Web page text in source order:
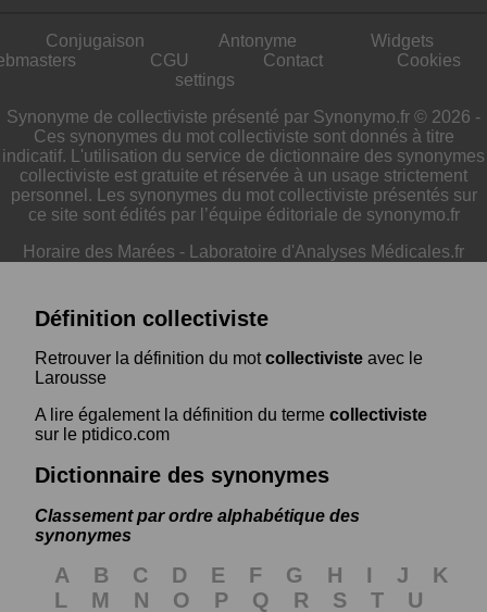
Conjugaison Antonyme
Widgets
CGU Contact
Cookies
settings
Synonyme de collectiviste présenté par Synonymo.fr © 2026 -
Ces synonymes du mot collectiviste sont donnés à titre
indicatif. L'utilisation du service de dictionnaire des synonymes
collectiviste est gratuite et réservée à un usage strictement
personnel. Les synonymes du mot collectiviste présentés sur
ce site sont édités par l’équipe éditoriale de synonymo.fr
Horaire des Marées - Laboratoire d'Analyses Médicales.fr
Définition collectiviste
Retrouver la définition du motcollectiviste avec le
Larousse
A lire également la définition du terme collectiviste
sur le ptidico.com
Dictionnaire des synonymes
Classement par ordre alphabétique des
synonymes
A B C D E F G H I J
K
L
M N O P Q R S T U